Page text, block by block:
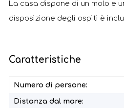
La casa dispone di un molo e
disposizione degli ospiti è
Caratteristiche
Numero di persone:
Distanza dal mare: